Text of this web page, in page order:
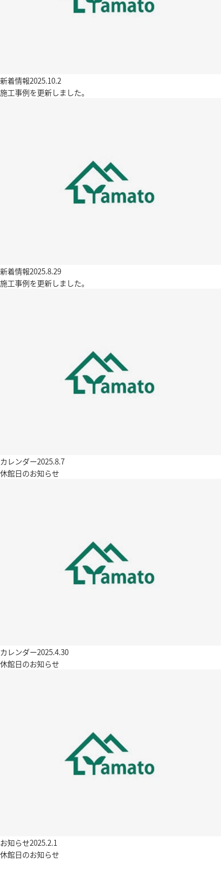
新着情報2025.10.2
施工事例を更新しました。
新着情報2025.8.29
施工事例を更新しました。
カレンダー2025.8.7
休館日のお知らせ
カレンダー2025.4.30
休館日のお知らせ
お知らせ2025.2.1
休館日のお知らせ